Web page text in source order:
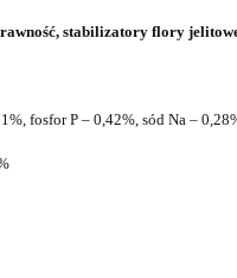
stabilizatory flory
fosfor P – 0,42%, sód Na –